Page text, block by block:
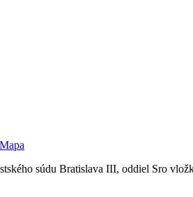
Mapa
súdu Bratislava III, oddiel Sro